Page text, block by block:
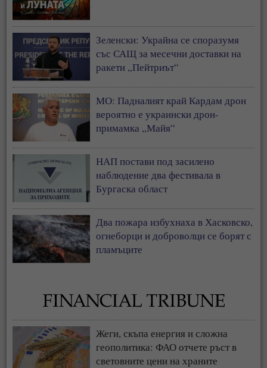
Зеленски: Украйна се споразумя
със САЩ за месечни доставки на
ракети „Пейтриът“
МО: Падналият край Кардам дрон
вероятно е украински дрон-
примамка „Майя“
НАП постави под засилено
наблюдение два фестивала в
Бургаска област
Два пожара избухнаха в Хасковско,
огнеборци и доброволци се борят с
пламъците
Жеги, скъпа енергия и сложна
геополитика: ФАО отчете ръст в
световните цени на храните